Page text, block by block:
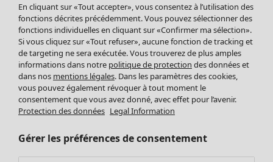
Leggings et collants
Accessoires
Chaussures
Vêtements de bain
Basics
Soldes Mobilier
Bonnes affaires déco
Décoration
Textiles
Tapis
Éponge
En cliquant sur «Tout accepter», vous consentez à l’utilisation des
fonctions décrites précédemment. Vous pouvez sélectionner des
fonctions individuelles en cliquant sur «Confirmer ma sélection».
Si vous cliquez sur «Tout refuser», aucune fonction de tracking et
de targeting ne sera exécutée. Vous trouverez de plus amples
informations dans notre politique de protection des données et
dans nos mentions légales. Dans les paramètres des cookies,
vous pouvez également révoquer à tout moment le
consentement que vous avez donné, avec effet pour l’avenir.
Protection des données Legal Information
Gérer les préférences de consentement